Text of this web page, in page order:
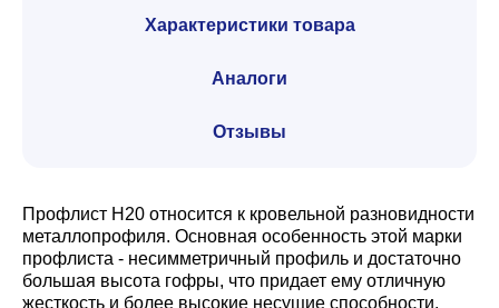
Характеристики товара
Аналоги
Отзывы
Профлист Н20 относится к кровельной разновидности
металлопрофиля. Основная особенность этой марки
профлиста - несимметричный профиль и достаточно
большая высота гофры, что придает ему отличную
жесткость и более высокие несущие способности.